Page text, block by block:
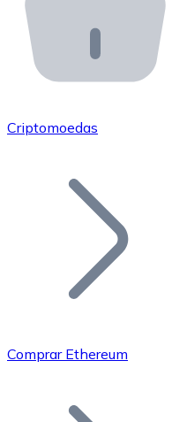
API Bitnovo
Integre nossa API
Junte-se à nossa
Adicione o token
Bitcoin
Criptomoedas
Comprar Ethereum